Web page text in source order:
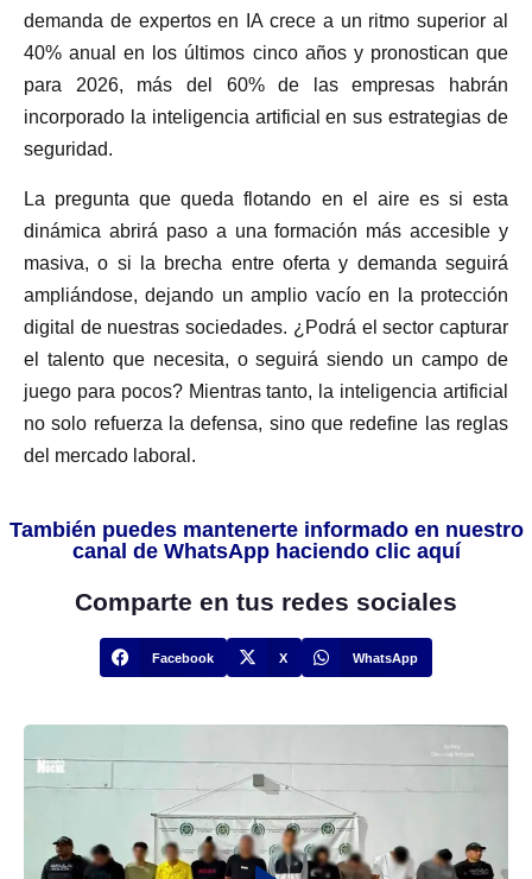
demanda de expertos en IA crece a un ritmo superior al
40% anual en los últimos cinco años y pronostican que
para 2026, más del 60% de las empresas habrán
incorporado la inteligencia artificial en sus estrategias de
seguridad.
La pregunta que queda flotando en el aire es si esta
dinámica abrirá paso a una formación más accesible y
masiva, o si la brecha entre oferta y demanda seguirá
ampliándose, dejando un amplio vacío en la protección
digital de nuestras sociedades. ¿Podrá el sector capturar
el talento que necesita, o seguirá siendo un campo de
juego para pocos? Mientras tanto, la inteligencia artificial
no solo refuerza la defensa, sino que redefine las reglas
del mercado laboral.
También puedes mantenerte informado en nuestro
canal de WhatsApp haciendo clic aquí
Comparte en tus redes sociales
Facebook X WhatsApp